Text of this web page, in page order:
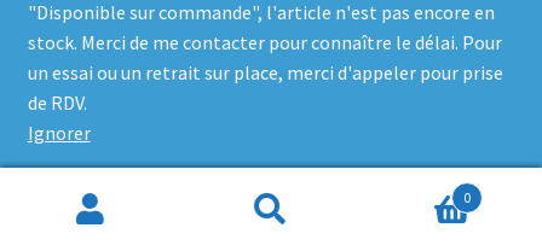
"Disponible sur commande", l'article n'est pas encore en
stock. Merci de me contacter pour connaître le délai. Pour
un essai ou un retrait sur place, merci d'appeler pour prise
de RDV.
Ignorer
Recherche
0